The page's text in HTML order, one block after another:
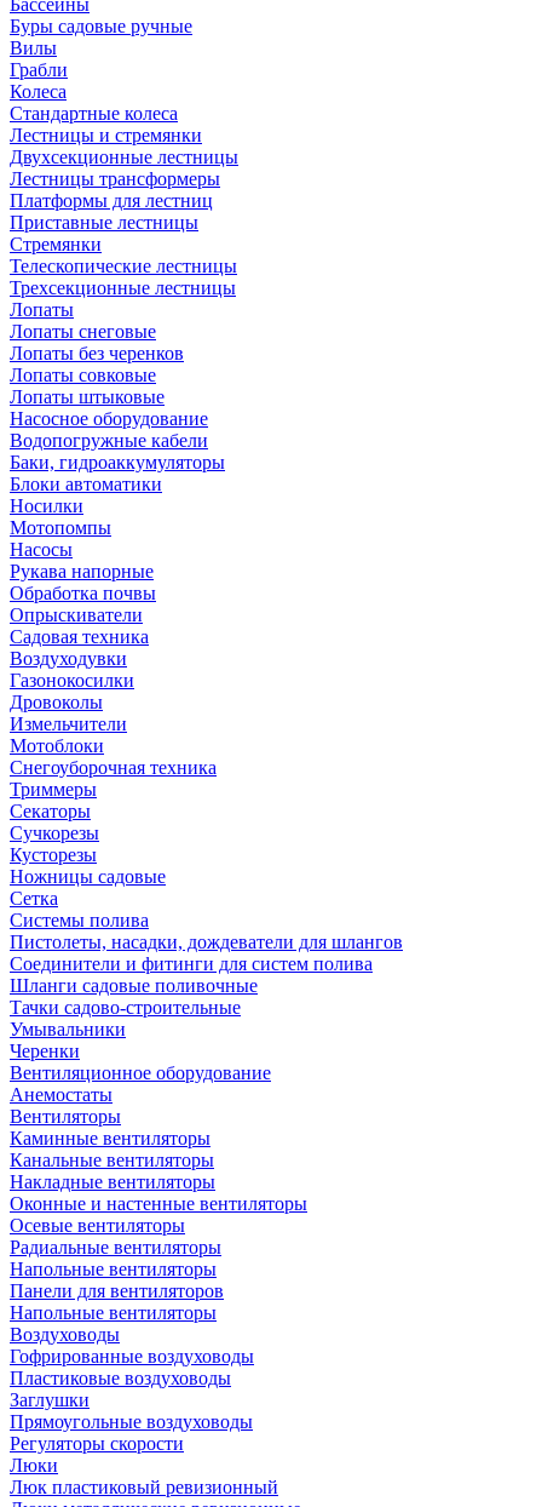
Бассейны
Буры садовые ручные
Вилы
Грабли
Колеса
Стандартные колеса
Лестницы и стремянки
Двухсекционные лестницы
Лестницы трансформеры
Платформы для лестниц
Приставные лестницы
Стремянки
Телескопические лестницы
Трехсекционные лестницы
Лопаты
Лопаты снеговые
Лопаты без черенков
Лопаты совковые
Лопаты штыковые
Насосное оборудование
Водопогружные кабели
Баки, гидроаккумуляторы
Блоки автоматики
Носилки
Мотопомпы
Насосы
Рукава напорные
Обработка почвы
Опрыскиватели
Садовая техника
Воздуходувки
Газонокосилки
Дровоколы
Измельчители
Мотоблоки
Снегоуборочная техника
Триммеры
Секаторы
Сучкорезы
Кусторезы
Ножницы садовые
Сетка
Системы полива
Пистолеты, насадки, дождеватели для шлангов
Соединители и фитинги для систем полива
Шланги садовые поливочные
Тачки садово-строительные
Умывальники
Черенки
Вентиляционное оборудование
Анемостаты
Вентиляторы
Каминные вентиляторы
Канальные вентиляторы
Накладные вентиляторы
Оконные и настенные вентиляторы
Осевые вентиляторы
Радиальные вентиляторы
Напольные вентиляторы
Панели для вентиляторов
Напольные вентиляторы
Воздуховоды
Гофрированные воздуховоды
Пластиковые воздуховоды
Заглушки
Прямоугольные воздуховоды
Регуляторы скорости
Люки
Люк пластиковый ревизионный